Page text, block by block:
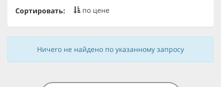
Сортировать: по цене
Ничего не найдено по указанному запросу